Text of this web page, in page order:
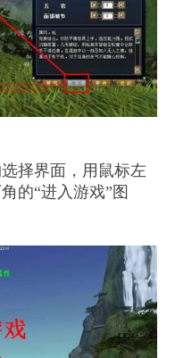
择界面，用鼠标左
的“进入游戏”图